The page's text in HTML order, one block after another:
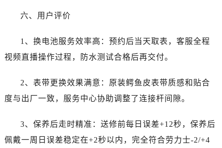
六、用户评价
1、换电池服务效率高：预约后当天取表，客服全程
视频直播操作过程，防水测试合格后再交付。
2、表带更换效果满意：原装鳄鱼皮表带质感和贴合
度与出厂一致，服务中心协助调整了连接杆间隙。
3、保养后走时精准：送修前每日误差+12秒，保养后
佩戴一周日误差稳定在+2秒以内，完全符合劳力士-2/+4